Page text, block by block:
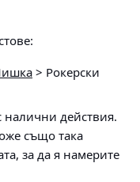
> Рокерски
налични действия.
също така
за да я намерите